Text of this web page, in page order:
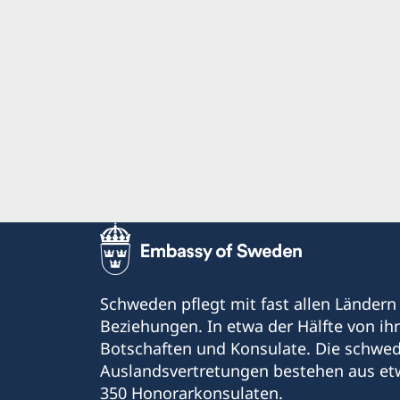
Schweden pflegt mit fast allen
Beziehungen. In etwa der Hälfte von
Botschaften und Konsulate. Die
Auslandsvertretungen bestehen aus
350 Honorarkonsulaten.